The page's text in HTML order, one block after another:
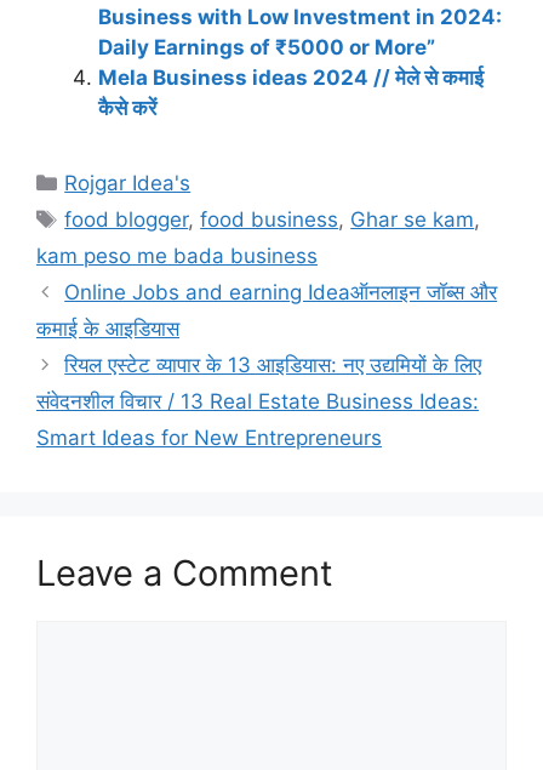
Business with Low Investment in 2024:
Daily Earnings of ₹5000 or More”
Mela Business ideas 2024 // मेले से कमाई
कैसे करें
Categories
Rojgar Idea's
Tags
food blogger,food business, Ghar se kam,
kam peso me bada business
Online Jobs and earning Ideaऑनलाइन जॉब्स और
कमाई के आइडियास
रियल एस्टेट व्यापार के 13 आइडियास: नए उद्यमियों के लिए
संवेदनशील विचार / 13 Real Estate Business Ideas:
Smart Ideas for New Entrepreneurs
Leave a Comment